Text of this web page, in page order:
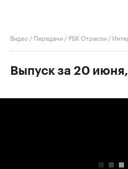
Видео / Передачи / РБК Отрасли /
Выпуск за 20